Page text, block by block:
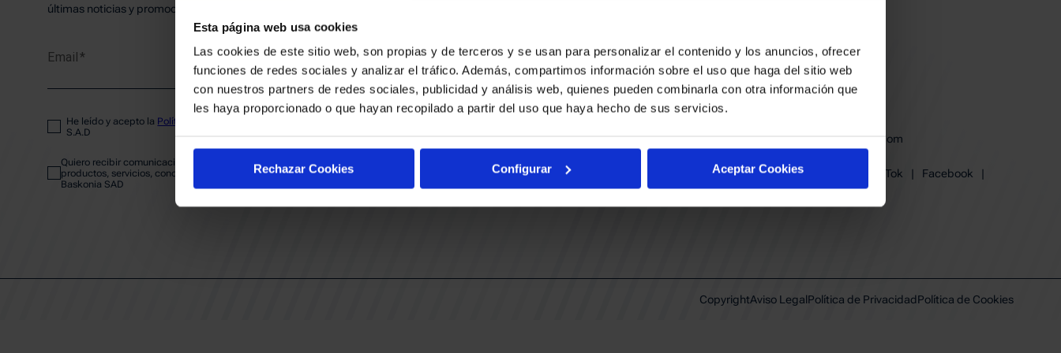
Esta página web usa cookies
Las cookies de este sitio web, son propias y de terceros y se usan para personalizar el contenido y los anuncios, ofrecer
funciones de redes sociales y analizar el tráfico. Además, compartimos información sobre el uso que haga del sitio web
con nuestros partners de redes sociales, publicidad y análisis web, quienes pueden combinarla con otra información que
les haya proporcionado o que hayan recopilado a partir del uso que haya hecho de sus servicios.
Rechazar Cookies Configurar Aceptar Cookies
PLANTILLA
ENTRADAS
ABONADOS
CALENDARIO
CLUB
últimas noticias y promociones del club.
Email
He leído y acepto la Política de privacidad
S.A.D
Quiero recibir comunicaciones electrónicas sobre las actividades,
productos, servicios, concursos, ofertas y/o promociones del SASKI
Baskonia SAD
BAKH
FUNDACIÓN BASKONIA-ALAVÉS
01013 Vitoria-Gasteiz
baskonia@baskonia.com
Instagram
TikTok | Facebook
|
Youtube
| Linkedin
CopyrightAviso LegalPolítica de PrivacidadPolítica de Cookies